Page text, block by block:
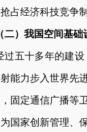
占经济科技竞争
（二）我国空间基
过五十多年的建
能力步入世界先
固定通信广播等
国家创新管理、